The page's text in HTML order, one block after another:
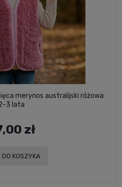
merynos australijski różowa
3 lata
zł
DO KOSZYKA